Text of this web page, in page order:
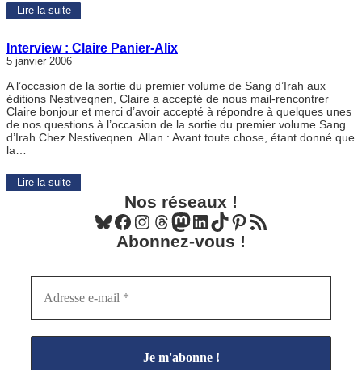
Lire la suite
Interview : Claire Panier-Alix
5 janvier 2006
A l’occasion de la sortie du premier volume de Sang d’Irah aux
éditions Nestiveqnen, Claire a accepté de nous mail-rencontrer
Claire bonjour et merci d’avoir accepté à répondre à quelques unes
de nos questions à l’occasion de la sortie du premier volume Sang
d’Irah Chez Nestiveqnen. Allan : Avant toute chose, étant donné que
la…
Lire la suite
Nos réseaux !
Bluesky Facebook Instagram Threads Mastodon LinkedIn TikTok Pinterest Flux RSS
Abonnez-vous !